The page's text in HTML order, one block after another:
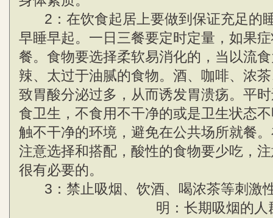
2：在饮食起居上要做到保证充足的
早睡早起。一日三餐要定时定量，如果
餐。食物要选择柔软易消化的，当以流
辣、太过于油腻的食物。酒、咖啡、浓
致胃酸分泌过多，从而诱发胃溃疡。平
食卫生，不食用不干净的或是卫生状态
触不干净的环境，避免在公共场所就餐
注意选择和搭配，酸性的食物要少吃，
很有必要的。
3：禁止吸烟、饮酒、喝浓茶等刺激
明：长期吸烟的